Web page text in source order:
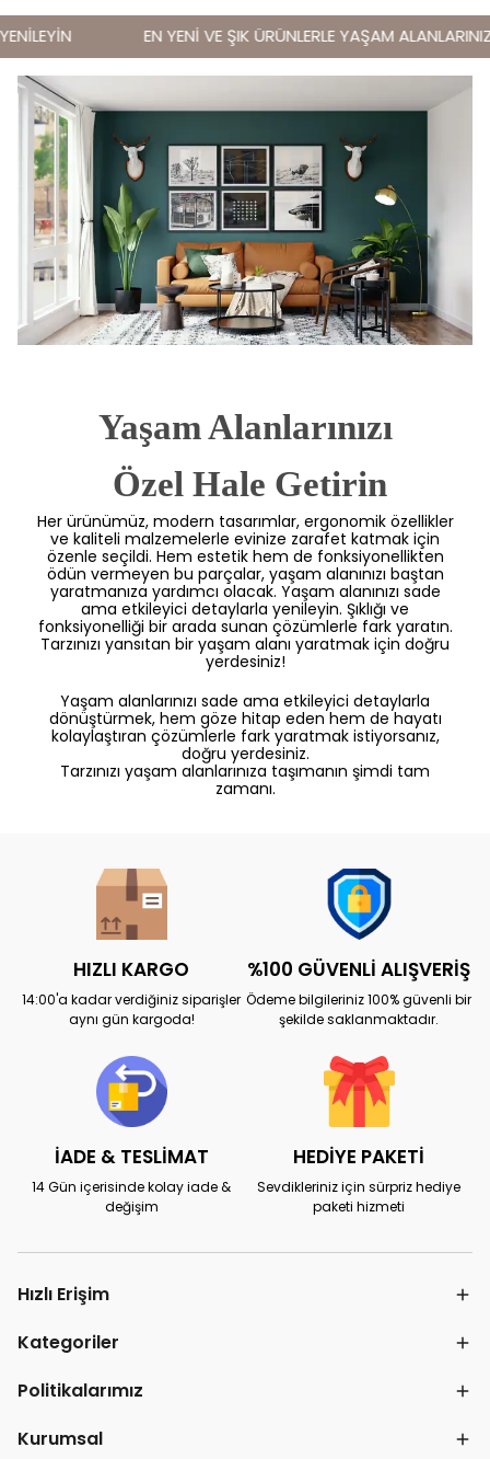
EN YENİ VE ŞIK ÜRÜNLERLE YAŞAM ALANLARINIZI
Yaşam Alanlarınızı
Özel Hale Getirin
Her ürünümüz, modern tasarımlar, ergonomik özellikler
ve kaliteli malzemelerle evinize zarafet katmak için
özenle seçildi. Hem estetik hem de fonksiyonellikten
ödün vermeyen bu parçalar, yaşam alanınızı baştan
yaratmanıza yardımcı olacak. Yaşam alanınızı sade
ama etkileyici detaylarla yenileyin. Şıklığı ve
fonksiyonelliği bir arada sunan çözümlerle fark yaratın.
Tarzınızı yansıtan bir yaşam alanı yaratmak için doğru
yerdesiniz!
Yaşam alanlarınızı sade ama etkileyici detaylarla
dönüştürmek, hem göze hitap eden hem de hayatı
kolaylaştıran çözümlerle fark yaratmak istiyorsanız,
doğru yerdesiniz.
Tarzınızı yaşam alanlarınıza taşımanın şimdi tam
zamanı.
HIZLI KARGO
14:00'a kadar verdiğiniz siparişler
aynı gün kargoda!
%100 GÜVENLİ ALIŞVERİŞ
Ödeme bilgileriniz 100% güvenli bir
şekilde saklanmaktadır.
İADE & TESLİMAT
14 Gün içerisinde kolay iade &
değişim
HEDİYE PAKETİ
Sevdikleriniz için sürpriz hediye
paketi hizmeti
Hızlı Erişim
Kategoriler
Politikalarımız
Kurumsal